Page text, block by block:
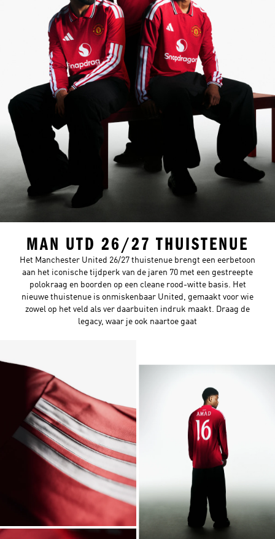
MAN UTD 26/27 THUISTENUE
Het Manchester United 26/27 thuistenue brengt een eerbetoon
aan het iconische tijdperk van de jaren 70 met een gestreepte
polokraag en boorden op een cleane rood-witte basis. Het
nieuwe thuistenue is onmiskenbaar United, gemaakt voor wie
zowel op het veld als ver daarbuiten indruk maakt. Draag de
legacy, waar je ook naartoe gaat